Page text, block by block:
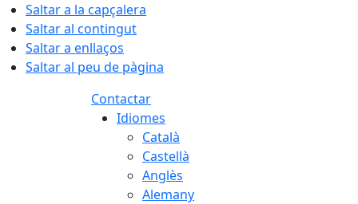
Saltar a la capçalera
Saltar al contingut
Saltar a enllaços
Saltar al peu de pàgina
Contactar
Idiomes
Català
Castellà
Anglès
Alemany